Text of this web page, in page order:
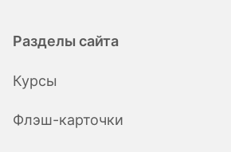
Разделы сайта
Курсы
Флэш-карточки